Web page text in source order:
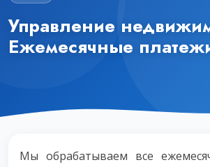
Управление
Ежемесячные
Мы обрабатываем все